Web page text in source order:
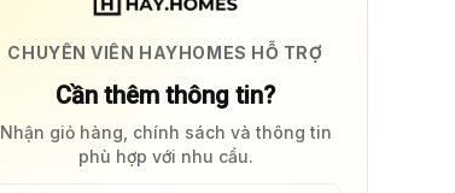
CHUYÊN VIÊN HAYHOMES HỖ TRỢ
Cần thêm thông tin?
Nhận giỏ hàng, chính sách và thông tin
phù hợp với nhu cầu.